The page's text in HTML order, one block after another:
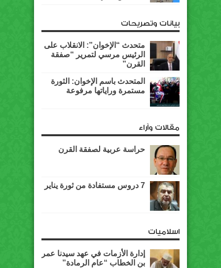
بيانات وتصريحات
متحدث “الإخوان”: الانقلاب على
الرئيس مرسي لتمرير “صفقة
القرن”
المتحدث باسم الإخوان: الثورة
مستمرة وراياتها مرفوعة
مقالات وآراء
حراسة عربية لصفقة القرن
7 دروس مستفادة من ثورة يناير
اسلاميات
إدارة الأزمات في عهد سيدنا عمر
بن الخطاب “عام الرمادة”